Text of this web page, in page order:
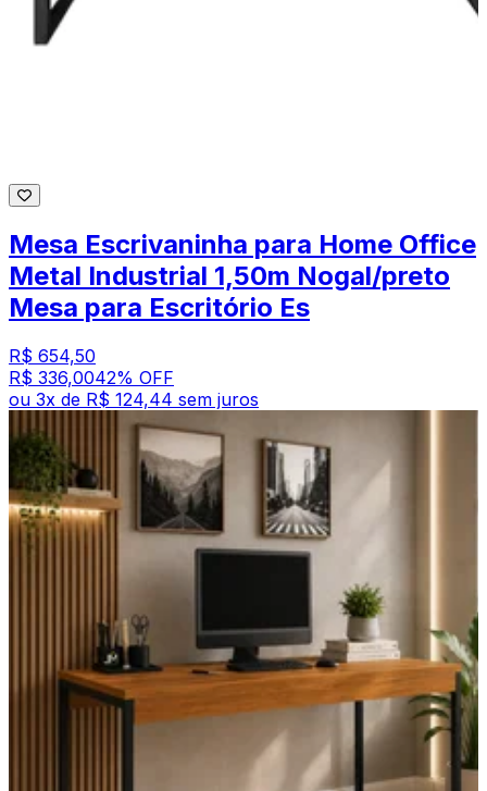
Mesa Escrivaninha para Home Office
Metal Industrial 1,50m Nogal/preto
Mesa para Escritório Es
R$ 654,50
R$ 336,0042% OFF
ou 3x de R$ 124,44 sem juros